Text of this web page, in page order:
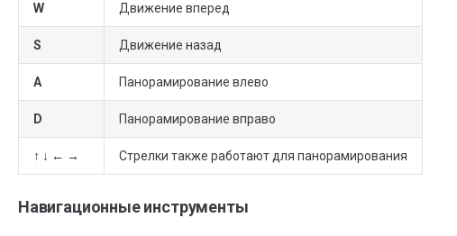
W Движение вперед
S Движение назад
A Панорамирование влево
D Панорамирование вправо
↑ ↓ ← → Стрелки также работают для панорамирования
Навигационные инструменты